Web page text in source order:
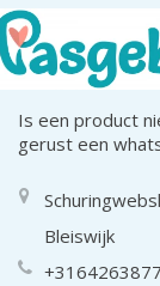
Is een product
gerust een
Bleiswijk